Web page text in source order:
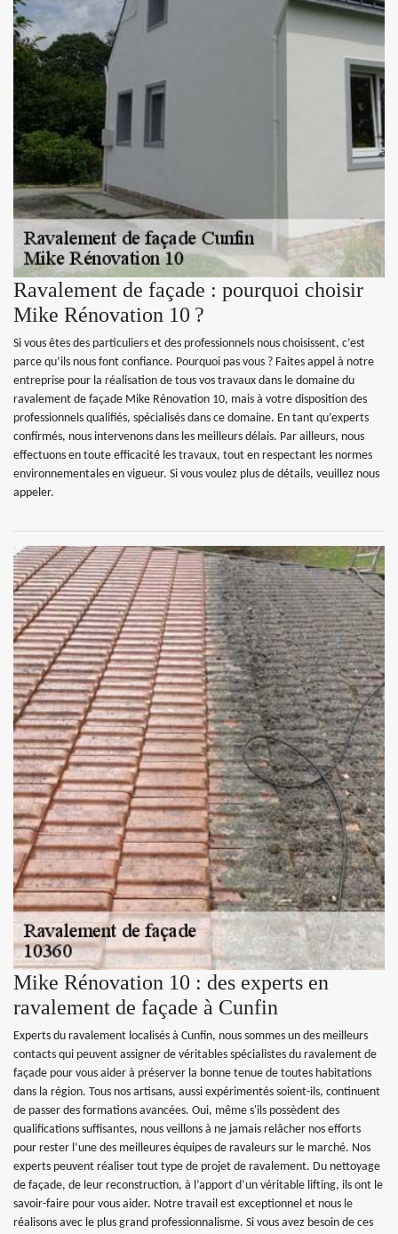
Ravalement de façade : pourquoi choisir
Mike Rénovation 10 ?
Si vous êtes des particuliers et des professionnels nous choisissent, c’est
parce qu’ils nous font confiance. Pourquoi pas vous ? Faites appel à notre
entreprise pour la réalisation de tous vos travaux dans le domaine du
ravalement de façade Mike Rénovation 10, mais à votre disposition des
professionnels qualifiés, spécialisés dans ce domaine. En tant qu’experts
confirmés, nous intervenons dans les meilleurs délais. Par ailleurs, nous
effectuons en toute efficacité les travaux, tout en respectant les normes
environnementales en vigueur. Si vous voulez plus de détails, veuillez nous
appeler.
Mike Rénovation 10 : des experts en
ravalement de façade à Cunfin
Experts du ravalement localisés à Cunfin, nous sommes un des meilleurs
contacts qui peuvent assigner de véritables spécialistes du ravalement de
façade pour vous aider à préserver la bonne tenue de toutes habitations
dans la région. Tous nos artisans, aussi expérimentés soient-ils, continuent
de passer des formations avancées. Oui, même s'ils possèdent des
qualifications suffisantes, nous veillons à ne jamais relâcher nos efforts
pour rester l’une des meilleures équipes de ravaleurs sur le marché. Nos
experts peuvent réaliser tout type de projet de ravalement. Du nettoyage
de façade, de leur reconstruction, à l’apport d’un véritable lifting, ils ont le
savoir-faire pour vous aider. Notre travail est exceptionnel et nous le
réalisons avec le plus grand professionnalisme. Si vous avez besoin de ces